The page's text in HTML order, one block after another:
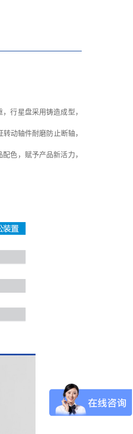
行星盘采用铸造成型，
动轴件耐磨防止断轴，
色，赋予产品新活力，